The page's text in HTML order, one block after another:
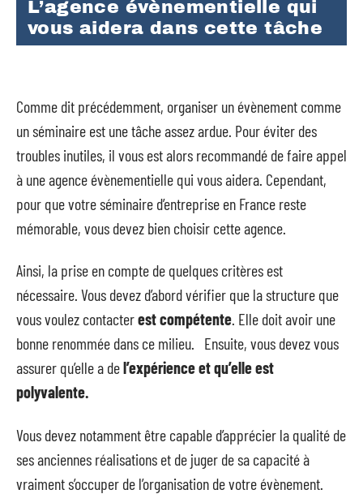
L’agence évènementielle qui
vous aidera dans cette tâche
Comme dit précédemment, organiser un évènement comme
un séminaire est une tâche assez ardue. Pour éviter des
troubles inutiles, il vous est alors recommandé de faire appel
à une agence évènementielle qui vous aidera. Cependant,
pour que votre séminaire d’entreprise en France reste
mémorable, vous devez bien choisir cette agence.
Ainsi, la prise en compte de quelques critères est
nécessaire. Vous devez d’abord vérifier que la structure que
vous voulez contacterest compétente. Elle doit avoir une
bonne renommée dans ce milieu. Ensuite, vous devez vous
assurer qu’elle a del’expérience et qu’elle est
polyvalente.
Vous devez notamment être capable d’apprécier la qualité de
ses anciennes réalisations et de juger de sa capacité à
vraiment s’occuper de l’organisation de votre évènement.